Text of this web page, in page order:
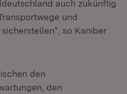
auch zukünftig
und
so Kaniber
den
den